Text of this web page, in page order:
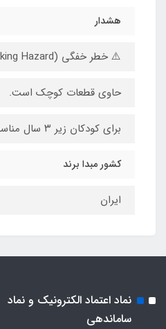
هشدار
⚠️ خطر خفگی (Choking Hazard)
حاوی قطعات کوچک است.
برای کودکان زیر ۳ سال مناسب نیست.
کشور مبدا برند
ایران
نماد اعتماد الکترونیک و نماد
ساماندهی